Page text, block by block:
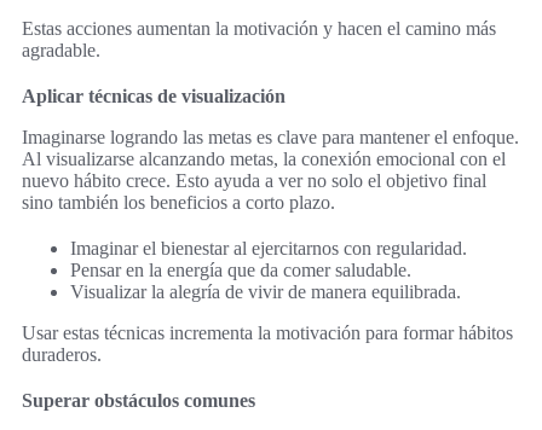
Estas acciones aumentan la motivación y hacen el camino más
agradable.
Aplicar técnicas de visualización
Imaginarse logrando las metas es clave para mantener el enfoque.
Al visualizarse alcanzando metas, la conexión emocional con el
nuevo hábito crece. Esto ayuda a ver no solo el objetivo final
sino también los beneficios a corto plazo.
Imaginar el bienestar al ejercitarnos con regularidad.
Pensar en la energía que da comer saludable.
Visualizar la alegría de vivir de manera equilibrada.
Usar estas técnicas incrementa la motivación para formar hábitos
duraderos.
Superar obstáculos comunes